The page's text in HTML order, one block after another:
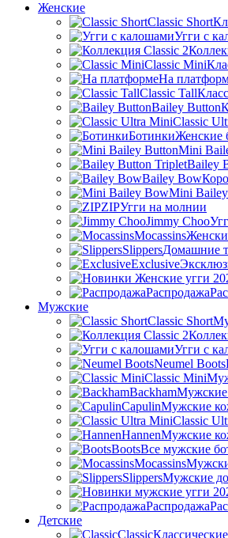
Женские
Classic Short
Угги с
Classic Mini
На
Classic Tall
Bailey Button
Classic
БотинкиЖенские
Mini
Bailey
Bailey Bow
Mini
ZIPУгги на молнии
Jimmy Choo
Mocassins
SlippersДомашние
Exclusive
Распродажа
Мужские
Classic Short
Угги с
Neumel Boots
Classic Mini
BackhamМужские
CapulinМужские
Classic
HannenМужские
BootsВсе мужские
Mocassins
SlippersМужские
Распродажа
Детские
Classic